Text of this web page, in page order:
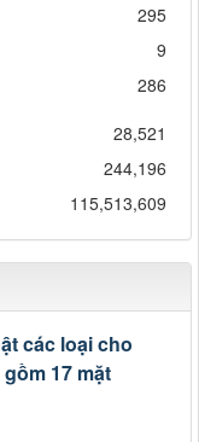
295
9
286
28,521
244,196
115,513,609
các loại cho
17 mặt